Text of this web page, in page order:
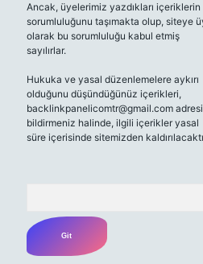
Ancak, üyelerimiz yazdıkları içeriklerin
sorumluluğunu taşımakta olup, siteye
olarak bu sorumluluğu kabul etmiş
sayılırlar.
Hukuka ve yasal düzenlemelere aykırı
olduğunu düşündüğünüz içerikleri,
backlinkpanelicomtr@gmail.com
bildirmeniz halinde, ilgili içerikler yasal
süre içerisinde sitemizden